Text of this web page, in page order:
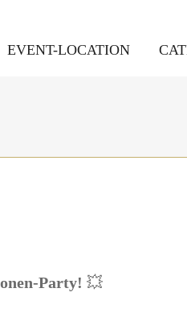
EVENT-LOCATION
Party! 💥